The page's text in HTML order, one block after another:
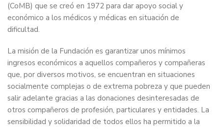
(CoMB) que se creó en 1972 para dar apoyo social y
económico a los médicos y médicas en situación de
dificultad.
La misión de la Fundación es garantizar unos mínimos
ingresos económicos a aquellos compañeros y compañeras
que, por diversos motivos, se encuentran en situaciones
socialmente complejas o de extrema pobreza y que pueden
salir adelante gracias a las donaciones desinteresadas de
otros compañeros de profesión, particulares y entidades. La
sensibilidad y solidaridad de todos ellos ha permitido a la